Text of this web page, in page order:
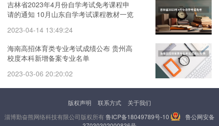
吉林省2023年4月份自学考试免考课程申
请的通知 10月山东自学考试课程教材一览
2023-04-14 13:49:24
海南高招体育类专业考试成绩公布 贵州高
校度本科新增备案专业名单
2023-03-06 20:20:02
版权声明 联系方式
关于我们
淄博勤奋熊网络科技有限公司版权所有鲁ICP备18049789号-10
鲁公网安备